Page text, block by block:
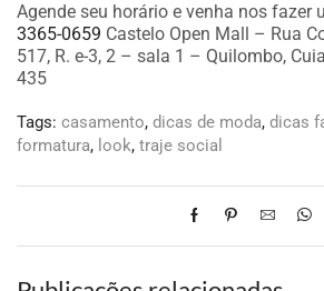
Agende seu horário e venha nos fazer
3365-0659 Castelo Open Mall – Rua
517, R. e-3, 2 – sala 1 – Quilombo,
435
Tags: casamento, dicas de moda, dicas
formatura, look, traje social